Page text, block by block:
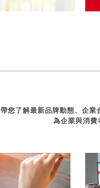
帶您了解最新品牌動態、企
為企業與消費